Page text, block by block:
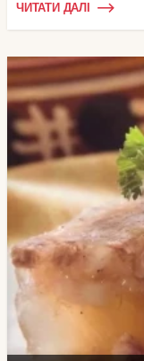
ЧИТАТИ ДАЛІ